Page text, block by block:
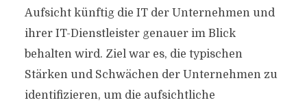
Aufsicht künftig die IT der Unternehmen und
ihrer IT-Dienstleister genauer im Blick
behalten wird. Ziel war es, die typischen
Stärken und Schwächen der Unternehmen zu
identifizieren, um die aufsichtliche